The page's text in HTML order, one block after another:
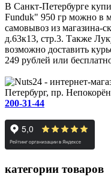
В Санкт-Петербурге
Funduk" 950 гр можно в
самовывоз из магазина-
д.63к13, стр.3. Также
возможно доставить
249 рублей или
Петербург, пр.
200-31-44
категории товаров